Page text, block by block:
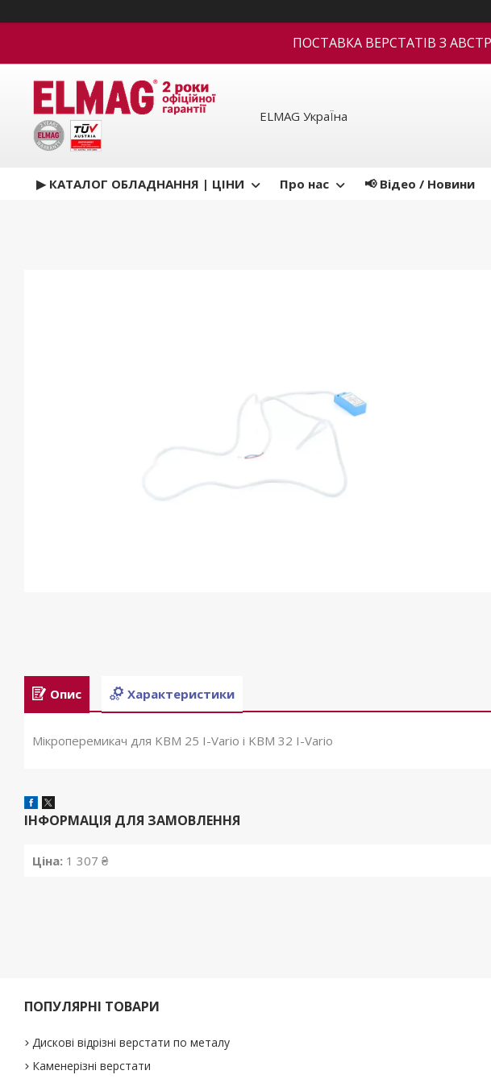
ПОСТАВКА ВЕРСТАТІВ З
ELMAG УкраЇна
▶ КАТАЛОГ ОБЛАДНАННЯ | ЦІНИ Про нас 📢 Відео / Новини
Опис Характеристики
Мікроперемикач для KBM 25 I-Vario і KBM 32 I-Vario
ІНФОРМАЦІЯ ДЛЯ ЗАМОВЛЕННЯ
Ціна: 1 307 ₴
ПОПУЛЯРНІ ТОВАРИ
Дискові відрізні верстати по металу
Каменерізні верстати